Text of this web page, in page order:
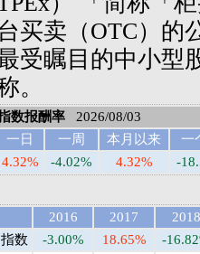
买卖（OTC）的
受瞩目的中小型
。
数报酬率 2026/08/03
一日
一周 本月以来
一
4.32%
-4.02% 4.32% -
2016 2017
2018
指数
-3.00% 18.65% -